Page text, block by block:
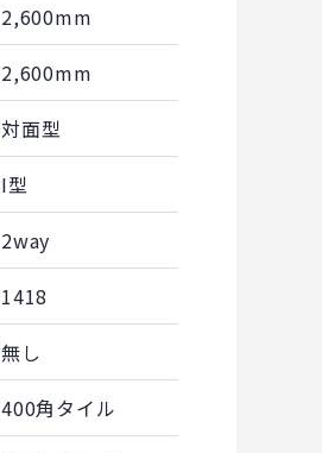
2,600mm
2,600mm
対面型
I型
2way
1418
無し
400角タイル